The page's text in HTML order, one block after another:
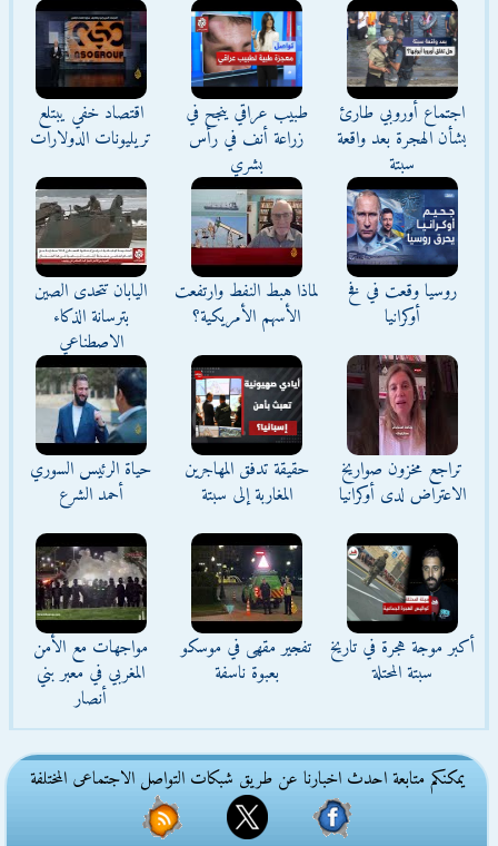
اجتماع أوروبي طارئ
بشأن الهجرة بعد واقعة
سبتة
طبيب عراقي ينجح في
زراعة أنف في رأس
بشري
اقتصاد خفي يبتلع
تريليونات الدولارات
روسيا وقعت في فخ
أوكرانيا
لماذا هبط النفط وارتفعت
الأسهم الأمريكية؟
اليابان تتحدى الصين
بترسانة الذكاء
الاصطناعي
تراجع مخزون صواريخ
الاعتراض لدى أوكرانيا
حقيقة تدفق المهاجرين
المغاربة إلى سبتة
حياة الرئيس السوري
أحمد الشرع
أكبر موجة هجرة في تاريخ
سبتة المحتلة
تفجير مقهى في موسكو
بعبوة ناسفة
مواجهات مع الأمن
المغربي في معبر بني
أنصار
يمكنكم متابعة احدث اخبارنا عن طريق شبكات التواصل الاجتماعى المختلفة